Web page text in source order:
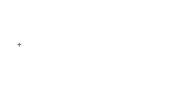
+